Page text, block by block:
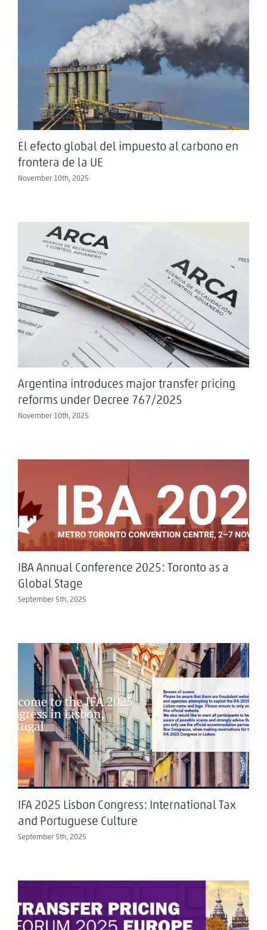
El efecto global del impuesto al carbono en
frontera de la UE
November 10th, 2025
Argentina introduces major transfer pricing
reforms under Decree 767/2025
November 10th, 2025
IBA Annual Conference 2025: Toronto as a
Global Stage
September 5th, 2025
IFA 2025 Lisbon Congress: International Tax
and Portuguese Culture
September 5th, 2025